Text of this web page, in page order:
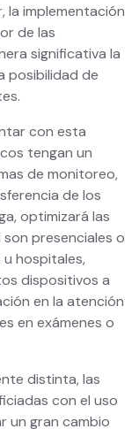
la implementación
de las
significativa la
posibilidad de
con esta
tengan un
de monitoreo,
de los
optimizará las
presenciales o
hospitales,
dispositivos a
en la atención
en exámenes o
distinta, las
con el uso
un gran cambio